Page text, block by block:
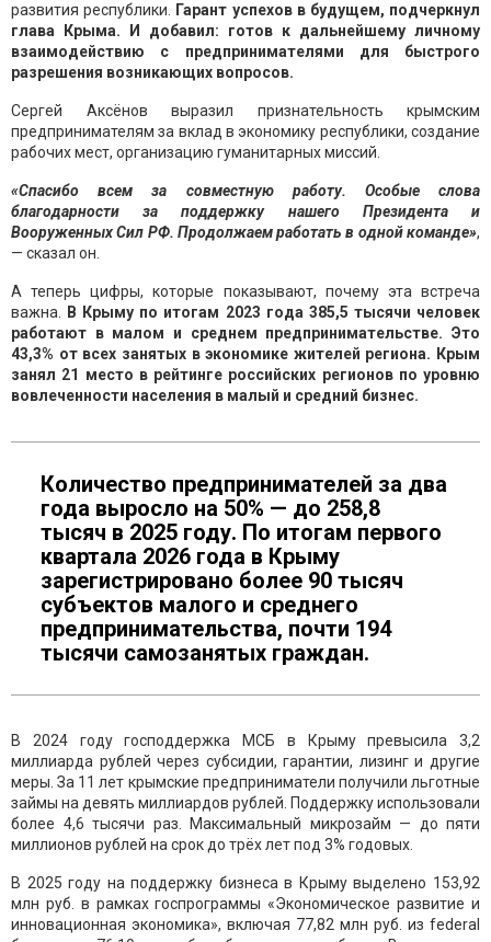
развития республики.
Гарант успехов в будущем, подчеркнул
глава Крыма. И добавил: готов к дальнейшему личному
взаимодействию с предпринимателями для быстрого
разрешения возникающих вопросов.
Сергей Аксёнов выразил признательность крымским
предпринимателям за вклад в экономику республики, создание
рабочих мест, организацию гуманитарных миссий.
«Спасибо всем за совместную работу. Особые слова
благодарности за поддержку нашего Президента и
Вооруженных Сил РФ. Продолжаем работать в одной команде»,
— сказал он.
А теперь цифры, которые показывают, почему эта встреча
важна.
В Крыму по итогам 2023 года 385,5 тысячи человек
работают в малом и среднем предпринимательстве. Это
43,3% от всех занятых в экономике жителей региона. Крым
занял 21 место в рейтинге российских регионов по уровню
вовлеченности населения в малый и средний бизнес.
Количество предпринимателей за два
года выросло на 50% — до 258,8
тысяч в 2025 году. По итогам первого
квартала 2026 года в Крыму
зарегистрировано более 90 тысяч
субъектов малого и среднего
предпринимательства, почти 194
тысячи самозанятых граждан.
В 2024 году господдержка МСБ в Крыму превысила 3,2
миллиарда рублей через субсидии, гарантии, лизинг и другие
меры. За 11 лет крымские предприниматели получили льготные
займы на девять миллиардов рублей. Поддержку использовали
более 4,6 тысячи раз. Максимальный микрозайм — до пяти
миллионов рублей на срок до трёх лет под 3% годовых.
В 2025 году на поддержку бизнеса в Крыму выделено 153,92
млн руб. в рамках госпрограммы «Экономическое развитие и
инновационная экономика», включая 77,82 млн руб. из federal